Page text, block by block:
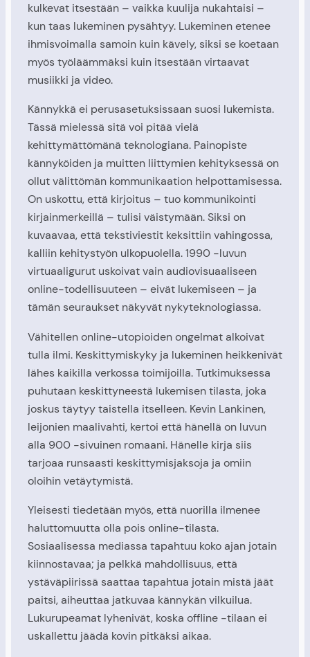
kulkevat itsestään – vaikka kuulija nukahtaisi –
kun taas lukeminen pysähtyy. Lukeminen etenee
ihmisvoimalla samoin kuin kävely, siksi se koetaan
myös työläämmäksi kuin itsestään virtaavat
musiikki ja video.
Kännykkä ei perusasetuksissaan suosi lukemista.
Tässä mielessä sitä voi pitää vielä
kehittymättömänä teknologiana. Painopiste
kännyköiden ja muitten liittymien kehityksessä on
ollut välittömän kommunikaation helpottamisessa.
On uskottu, että kirjoitus – tuo kommunikointi
kirjainmerkeillä – tulisi väistymään. Siksi on
kuvaavaa, että tekstiviestit keksittiin vahingossa,
kalliin kehitystyön ulkopuolella. 1990 -luvun
virtuaaligurut uskoivat vain audiovisuaaliseen
online-todellisuuteen – eivät lukemiseen – ja
tämän seuraukset näkyvät nykyteknologiassa.
Vähitellen online-utopioiden ongelmat alkoivat
tulla ilmi. Keskittymiskyky ja lukeminen heikkenivät
lähes kaikilla verkossa toimijoilla. Tutkimuksessa
puhutaan keskittyneestä lukemisen tilasta, joka
joskus täytyy taistella itselleen. Kevin Lankinen,
leijonien maalivahti, kertoi että hänellä on luvun
alla 900 -sivuinen romaani. Hänelle kirja siis
tarjoaa runsaasti keskittymisjaksoja ja omiin
oloihin vetäytymistä.
Yleisesti tiedetään myös, että nuorilla ilmenee
haluttomuutta olla pois online-tilasta.
Sosiaalisessa mediassa tapahtuu koko ajan jotain
kiinnostavaa; ja pelkkä mahdollisuus, että
ystäväpiirissä saattaa tapahtua jotain mistä jäät
paitsi, aiheuttaa jatkuvaa kännykän vilkuilua.
Lukurupeamat lyhenivät, koska offline -tilaan ei
uskallettu jäädä kovin pitkäksi aikaa.